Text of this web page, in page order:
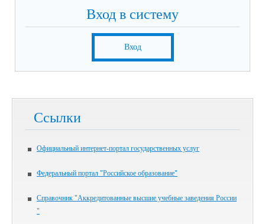
Вход в систему
Вход
Ссылки
Официальный интернет-портал государственных услуг
Федеральный портал "Российское образование"
Справочник "Аккредитованные высшие учебные заведения России
"